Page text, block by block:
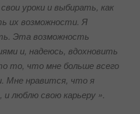
уроки и выбирать, как
их возможности. Я
Эта возможность
и, надеюсь, вдохновить
то, что мне больше всего
Мне нравится, что я
люблю свою карьеру ».